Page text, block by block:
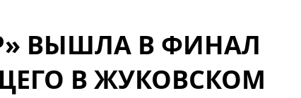
ВЫШЛА В ФИНАЛ
В ЖУКОВСКОМ